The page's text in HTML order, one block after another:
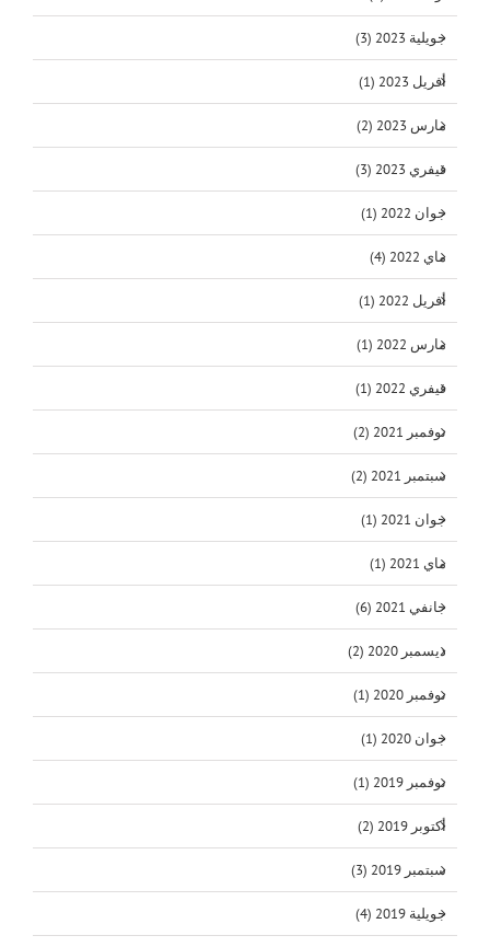
جويلية 2023 (3)
أفريل 2023 (1)
مارس 2023 (2)
فيفري 2023 (3)
جوان 2022 (1)
ماي 2022 (4)
أفريل 2022 (1)
مارس 2022 (1)
فيفري 2022 (1)
نوفمبر 2021 (2)
سبتمبر 2021 (2)
جوان 2021 (1)
ماي 2021 (1)
جانفي 2021 (6)
ديسمبر 2020 (2)
نوفمبر 2020 (1)
جوان 2020 (1)
نوفمبر 2019 (1)
أكتوبر 2019 (2)
سبتمبر 2019 (3)
جويلية 2019 (4)